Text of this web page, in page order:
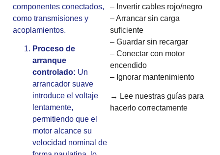
componentes conectados,
como transmisiones y
acoplamientos.
Proceso de
arranque
controlado: Un
arrancador suave
introduce el voltaje
lentamente,
permitiendo que el
motor alcance su
velocidad nominal de
– Invertir cables rojo/negro
– Arrancar sin carga
suficiente
– Guardar sin recargar
– Conectar con motor
encendido
– Ignorar mantenimiento
→ Lee nuestras guías para
hacerlo correctamente